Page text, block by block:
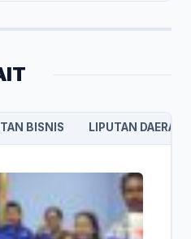
BISNIS LIPUTAN DAERAH